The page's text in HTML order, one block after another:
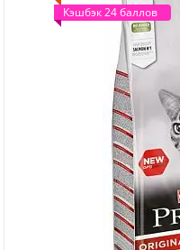
Кэшбэк 24 баллов